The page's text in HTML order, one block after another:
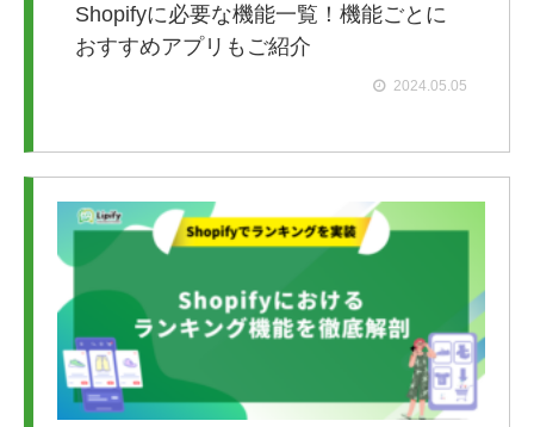
Shopifyに必要な機能一覧！機能ごとに
おすすめアプリもご紹介
2024.05.05